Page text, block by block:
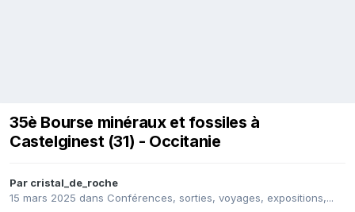
35è Bourse minéraux et fossiles à
Castelginest (31) - Occitanie
Par cristal_de_roche
15 mars 2025 dans Conférences, sorties, voyages, expositions,...